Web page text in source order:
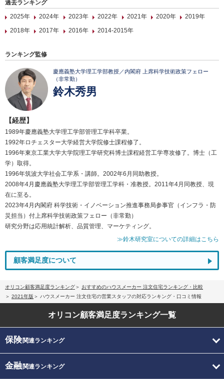
過去ランキング
2025年
2024年 2023年 2022年 2021年 2020年
2019年
2018年
2017年 2016年 2014-2015年
ランキング監修
慶應義塾大学理工学部教授／内閣府 上席科学技術政策フェロー
（非常勤）
鈴木秀男
【経歴】
1989年慶應義塾大学理工学部管理工学科卒業。
1992年ロチェスター大学経営大学院修士課程修了。
1996年東京工業大学大学院理工学研究科博士課程経営工学専攻修了。博士（工
学）取得。
1996年筑波大学社会工学系・講師。2002年6月同助教授。
2008年4月慶應義塾大学理工学部管理工学科・准教授。2011年4月同教授、現
在に至る。
2023年4月内閣府 科学技術・イノベーション推進事務局参事官（インフラ・防
災担当）付上席科学技術政策フェロー（非常勤）
研究分野は応用統計解析、品質管理、マーケティング。
≫鈴木研究室についての詳細はこちら
顧客満足度について
オリコン顧客満足度ランキング
おすすめのハウスメーカー 注文住宅ランキング・比較
2021年版
ハウスメーカー 注文住宅の営業スタッフの対応ランキング・口コミ情報
オリコン顧客満足度ランキング一覧
保険関連ランキング
金融関連ランキング